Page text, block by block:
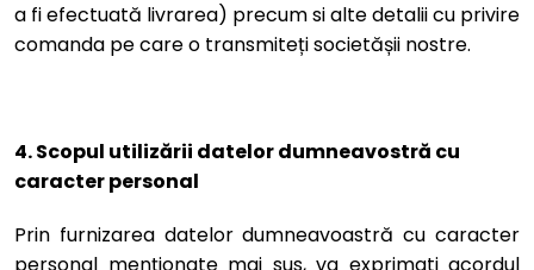
a fi efectuată livrarea) precum si alte detalii cu privire
comanda pe care o transmiteți societășii nostre.
4. Scopul utilizării datelor dumneavostră cu
caracter personal
Prin furnizarea datelor dumneavoastră cu caracter